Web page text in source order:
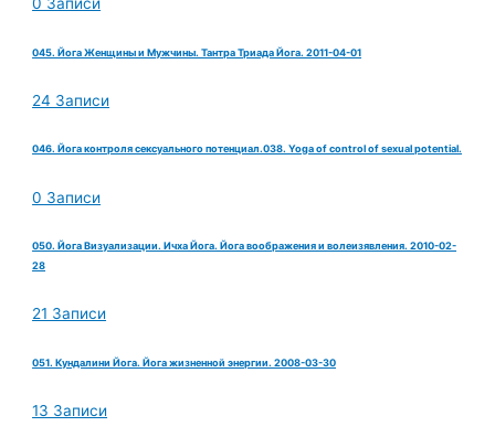
0 Записи
045. Йога Женщины и Мужчины. Тантра Триада Йога. 2011-04-01
24 Записи
046. Йога контроля сексуального потенциал.038. Yoga of control of sexual potential.
0 Записи
050. Йога Визуализации. Ичха Йога. Йога воображения и волеизявления. 2010-02-
28
21 Записи
051. Кундалини Йога. Йога жизненной энергии. 2008-03-30
13 Записи